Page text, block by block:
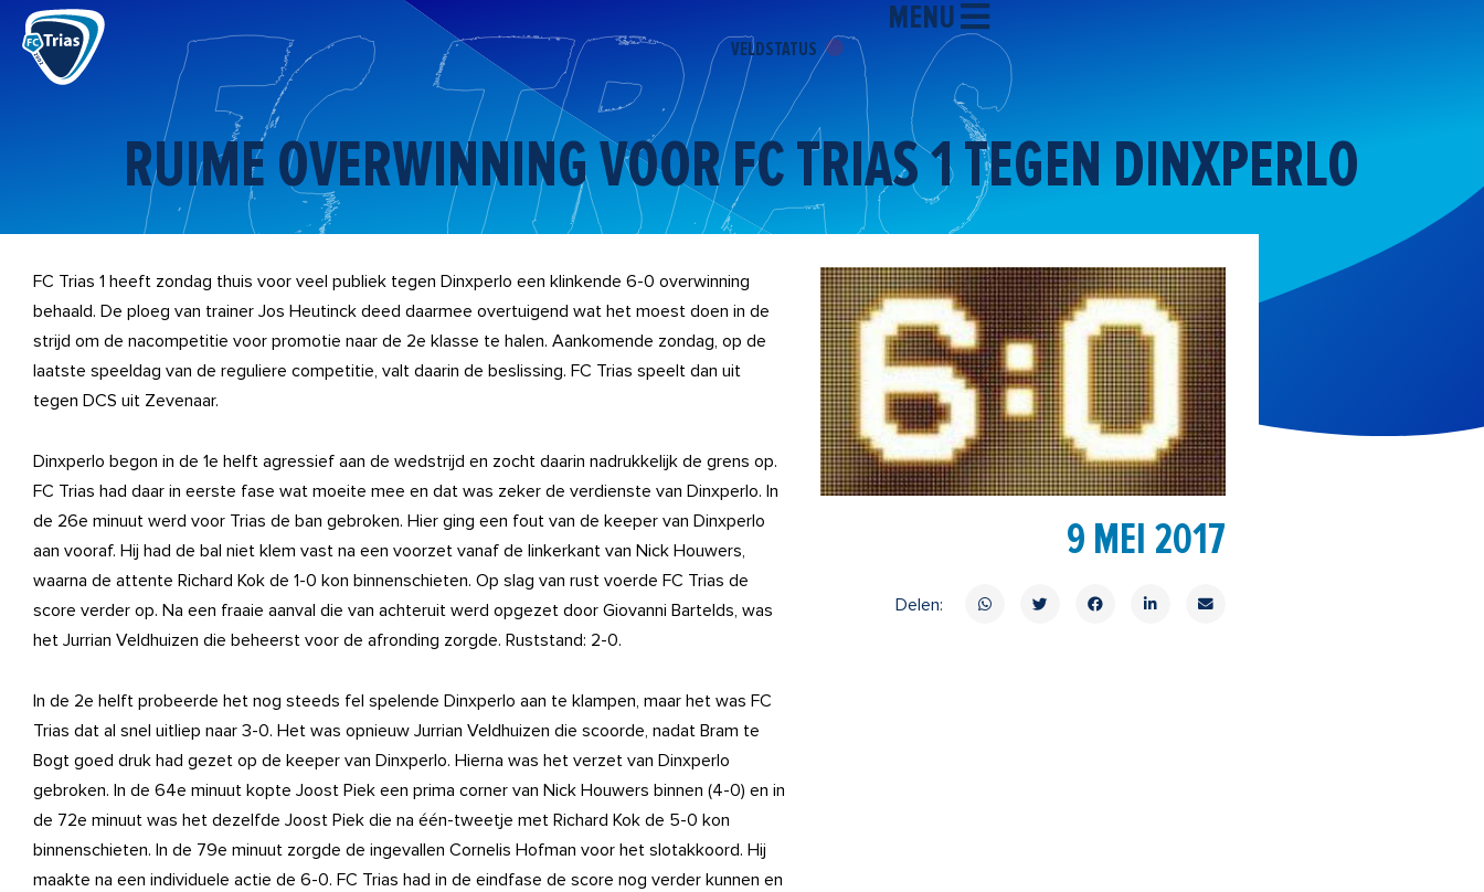
naar
VELDSTATUS
MENU
RUIME OVERWINNING VOOR FC TRIAS 1 TEGEN DINXPERLO
FC Trias 1 heeft zondag thuis voor veel publiek tegen Dinxperlo een klinkende 6-0 overwinning
behaald. De ploeg van trainer Jos Heutinck deed daarmee overtuigend wat het moest doen in de
strijd om de nacompetitie voor promotie naar de 2e klasse te halen. Aankomende zondag, op de
laatste speeldag van de reguliere competitie, valt daarin de beslissing. FC Trias speelt dan uit
tegen DCS uit Zevenaar.
Dinxperlo begon in de 1e helft agressief aan de wedstrijd en zocht daarin nadrukkelijk de grens op.
FC Trias had daar in eerste fase wat moeite mee en dat was zeker de verdienste van Dinxperlo. In
de 26e minuut werd voor Trias de ban gebroken. Hier ging een fout van de keeper van Dinxperlo
aan vooraf. Hij had de bal niet klem vast na een voorzet vanaf de linkerkant van Nick Houwers,
waarna de attente Richard Kok de 1-0 kon binnenschieten. Op slag van rust voerde FC Trias de
score verder op. Na een fraaie aanval die van achteruit werd opgezet door Giovanni Bartelds, was
het Jurrian Veldhuizen die beheerst voor de afronding zorgde. Ruststand: 2-0.
In de 2e helft probeerde het nog steeds fel spelende Dinxperlo aan te klampen, maar het was FC
Trias dat al snel uitliep naar 3-0. Het was opnieuw Jurrian Veldhuizen die scoorde, nadat Bram te
Bogt goed druk had gezet op de keeper van Dinxperlo. Hierna was het verzet van Dinxperlo
gebroken. In de 64e minuut kopte Joost Piek een prima corner van Nick Houwers binnen (4-0) en in
de 72e minuut was het dezelfde Joost Piek die na één-tweetje met Richard Kok de 5-0 kon
binnenschieten. In de 79e minuut zorgde de ingevallen Cornelis Hofman voor het slotakkoord. Hij
maakte na een individuele actie de 6-0. FC Trias had in de eindfase de score nog verder kunnen en
9 MEI 2017
Delen: